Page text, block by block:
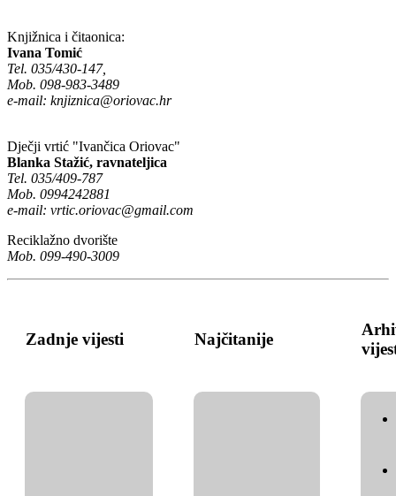
Knjižnica i čitaonica:
Ivana Tomić
Tel. 035/430-147,
Mob. 098-983-3489
e-mail: knjiznica@oriovac.hr
Dječji vrtić "Ivančica Oriovac"
Blanka Stažić, ravnateljica
Tel. 035/409-787
Mob. 0994242881
e-mail: vrtic.oriovac@gmail.com
Reciklažno dvorište
Mob. 099-490-3009
Zadnje vijesti Najčitanije